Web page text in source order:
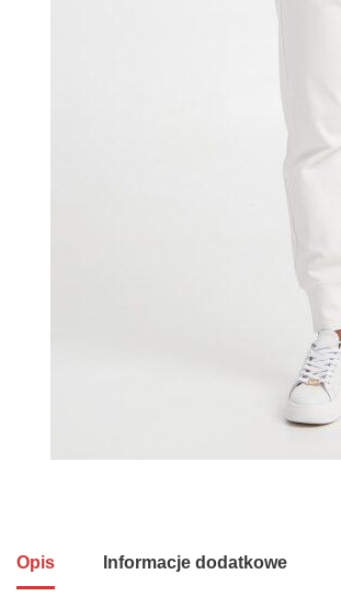
Opis Informacje dodatkowe